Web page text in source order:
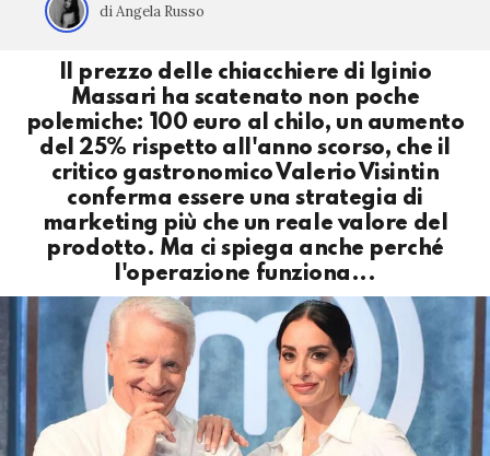
di Angela Russo
Il prezzo delle chiacchiere di Iginio
Massari ha scatenato non poche
polemiche: 100 euro al chilo, un aumento
del 25% rispetto all'anno scorso, che il
critico gastronomico Valerio Visintin
conferma essere una strategia di
marketing più che un reale valore del
prodotto. Ma ci spiega anche perché
l'operazione funziona...